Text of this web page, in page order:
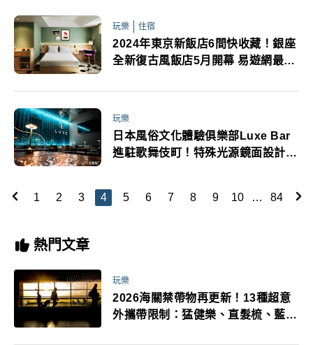
玩樂 住宿
2024年東京新飯店6間快收藏！銀座
全新復古風飯店5月開幕 易遊網最高
玩樂
日本風俗文化體驗俱樂部Luxe Bar
進駐歌舞伎町！特殊光源鏡面設計打
1 2 3 4 5 6 7 8 9 10 … 84
熱門文章
玩樂
2026海關禁帶物再更新！13種超意
外攜帶限制：猛健樂、直髮梳、藍牙